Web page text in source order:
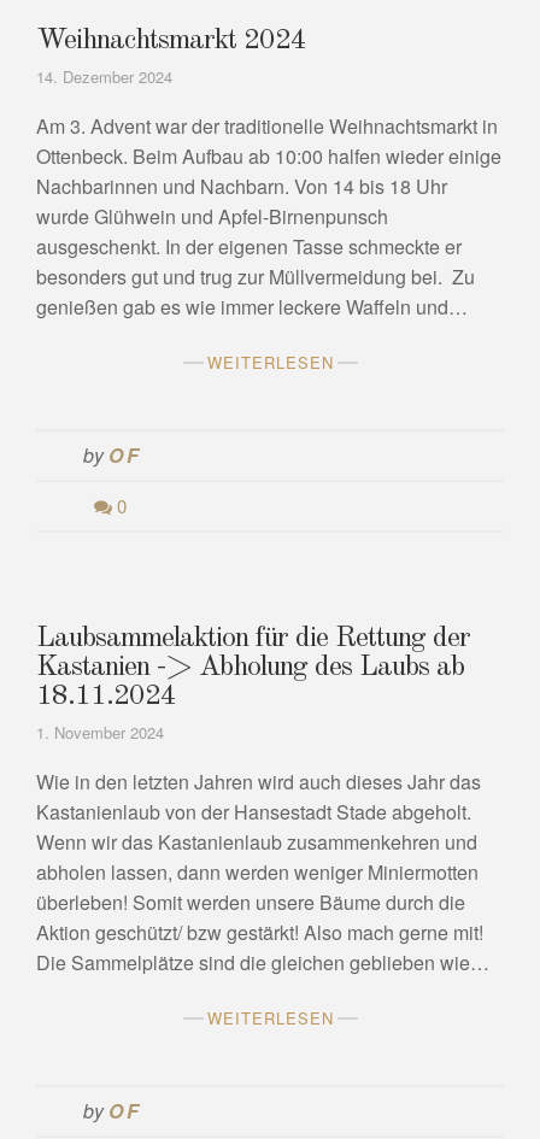
Weihnachtsmarkt 2024
14. Dezember 2024
Am 3. Advent war der traditionelle Weihnachtsmarkt in
Ottenbeck. Beim Aufbau ab 10:00 halfen wieder einige
Nachbarinnen und Nachbarn. Von 14 bis 18 Uhr
wurde Glühwein und Apfel-Birnenpunsch
ausgeschenkt. In der eigenen Tasse schmeckte er
besonders gut und trug zur Müllvermeidung bei. Zu
genießen gab es wie immer leckere Waffeln und…
WEITERLESEN
byOF
0
Laubsammelaktion für die Rettung der
Kastanien -> Abholung des Laubs ab
18.11.2024
1. November 2024
Wie in den letzten Jahren wird auch dieses Jahr das
Kastanienlaub von der Hansestadt Stade abgeholt.
Wenn wir das Kastanienlaub zusammenkehren und
abholen lassen, dann werden weniger Miniermotten
überleben! Somit werden unsere Bäume durch die
Aktion geschützt/ bzw gestärkt! Also mach gerne mit!
Die Sammelplätze sind die gleichen geblieben wie…
WEITERLESEN
byOF